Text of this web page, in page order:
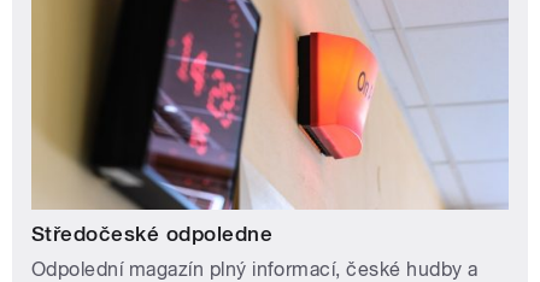
Středočeské odpoledne
Odpolední magazín plný informací, české hudby a